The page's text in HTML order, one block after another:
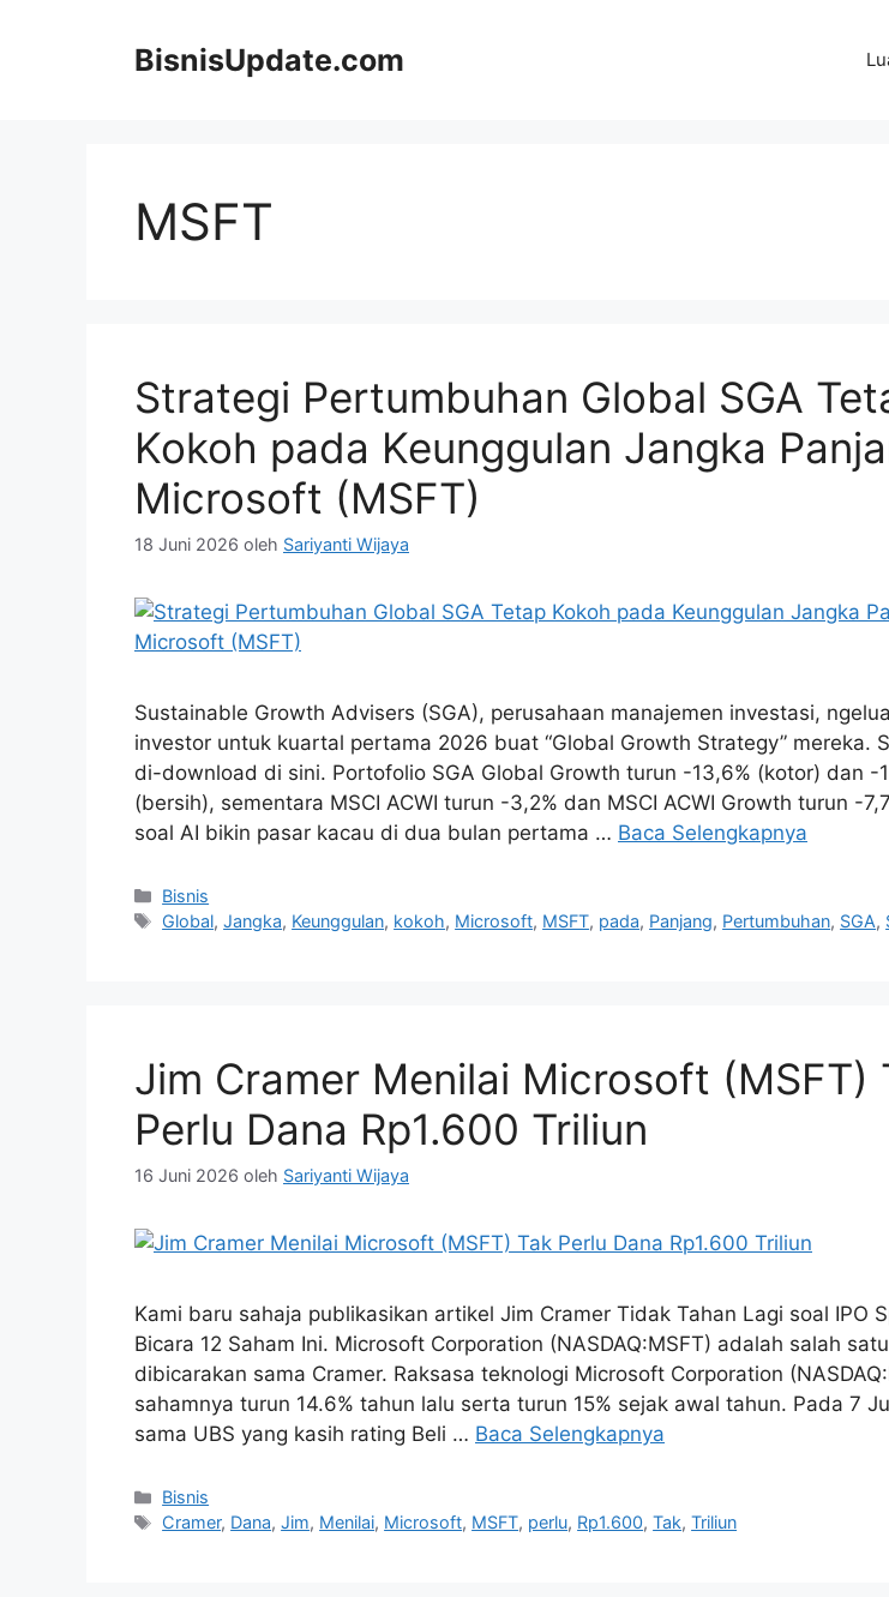
BisnisUpdate.com
MSFT
Strategi Pertumbuhan Global SGA
Kokoh pada Keunggulan Jangka
Microsoft (MSFT)
18 Juni 2026 oleh Sariyanti Wijaya
Sustainable Growth Advisers (SGA), perusahaan manajemen investasi,
investor untuk kuartal pertama 2026 buat “Global Growth Strategy” mereka.
di-download di sini. Portofolio SGA Global Growth turun -13,6% (kotor) dan -
(bersih), sementara MSCI ACWI turun -3,2% dan MSCI ACWI Growth turun -
soal AI bikin pasar kacau di dua bulan pertama … Baca Selengkapnya
Kategori
Bisnis
Tag
Global,Jangka, Keunggulan, kokoh, Microsoft, MSFT, pada, Panjang, Pertumbuhan, SGA,
Jim Cramer Menilai Microsoft (MSFT)
Perlu Dana Rp1.600 Triliun
16 Juni 2026 oleh Sariyanti Wijaya
Kami baru sahaja publikasikan artikel Jim Cramer Tidak Tahan Lagi soal IPO
Bicara 12 Saham Ini. Microsoft Corporation (NASDAQ:MSFT) adalah salah
dibicarakan sama Cramer. Raksasa teknologi Microsoft Corporation
sahamnya turun 14.6% tahun lalu serta turun 15% sejak awal tahun. Pada 7
sama UBS yang kasih rating Beli … Baca Selengkapnya
Kategori
Bisnis
Tag
Cramer, Dana,Jim, Menilai, Microsoft, MSFT, perlu, Rp1.600,Tak,Triliun